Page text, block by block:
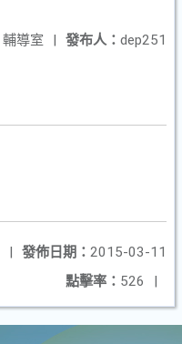
發布人： dep251
輔導室 |
發佈日期： 2015-03-11
|
點擊率： 526 |